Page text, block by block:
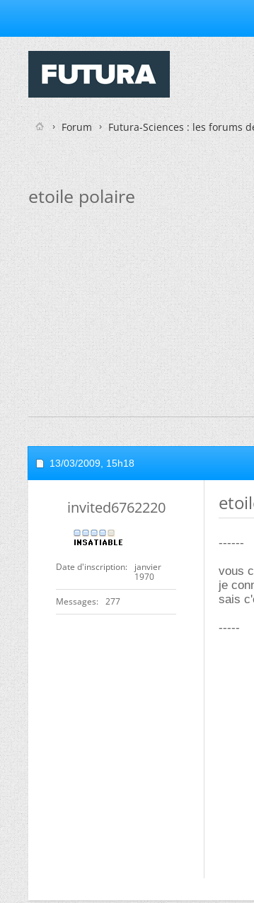
Forum Futura-Sciences : les forums
etoile polaire
13/03/2009, 15h18
invited6762220
Date d'inscription
janvier
1970
Messages 277
------
vous
je
sais
-----